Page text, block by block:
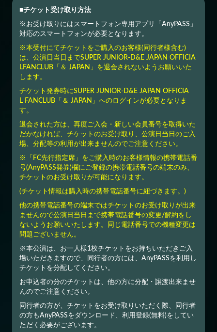
■チケット受け取り方法
※お受け取りにはスマートフォン専用アプリ「AnyPASS」
対応のスマートフォンが必要となります。
※本受付にてチケットをご購入のお客様(同行者様含む)
は、公演日当日までSUPER JUNIOR-D&E JAPAN OFFICIA
LFANCLUB「＆ JAPAN」を退会されないようお願いいた
します。
チケット発券時にSUPER JUNIOR-D&E JAPAN OFFICIA
L FANCLUB「＆ JAPAN」へのログインが必要となりま
す。
退会された方は、再度ご入会・新しい会員番号を取得いた
だかなければ、チケットのお受け取り、公演日当日のご入
場、分配等の利用が出来ませんのでご注意ください。
※「FC先行指定席」をご購入時のお客様情報の携帯電話番
号(AnyPASS発券)欄にご登録の携帯電話番号の端末のみ、
チケットのお受け取りが可能になります。
(チケット情報は購入時の携帯電話番号に紐づきます。)
他の携帯電話番号の端末ではチケットのお受け取りが出来
ませんので公演日当日まで携帯電話番号の変更/解約をし
ないようお願いいたします。同じ電話番号での機種変更は
問題ございません。
※本公演は、お一人様1枚チケットをお持ちいただきご入
場いただきますので、同行者の方には、AnyPASSを利用し
チケットを分配してください。
お申込者の分のチケットは、他の方に分配・譲渡出来ませ
んのでご注意ください。
同行者の方が、チケットをお受け取りいただく際、同行者
の方もAnyPASSをダウンロード、利用登録(無料)をしてい
ただく必要がございます。